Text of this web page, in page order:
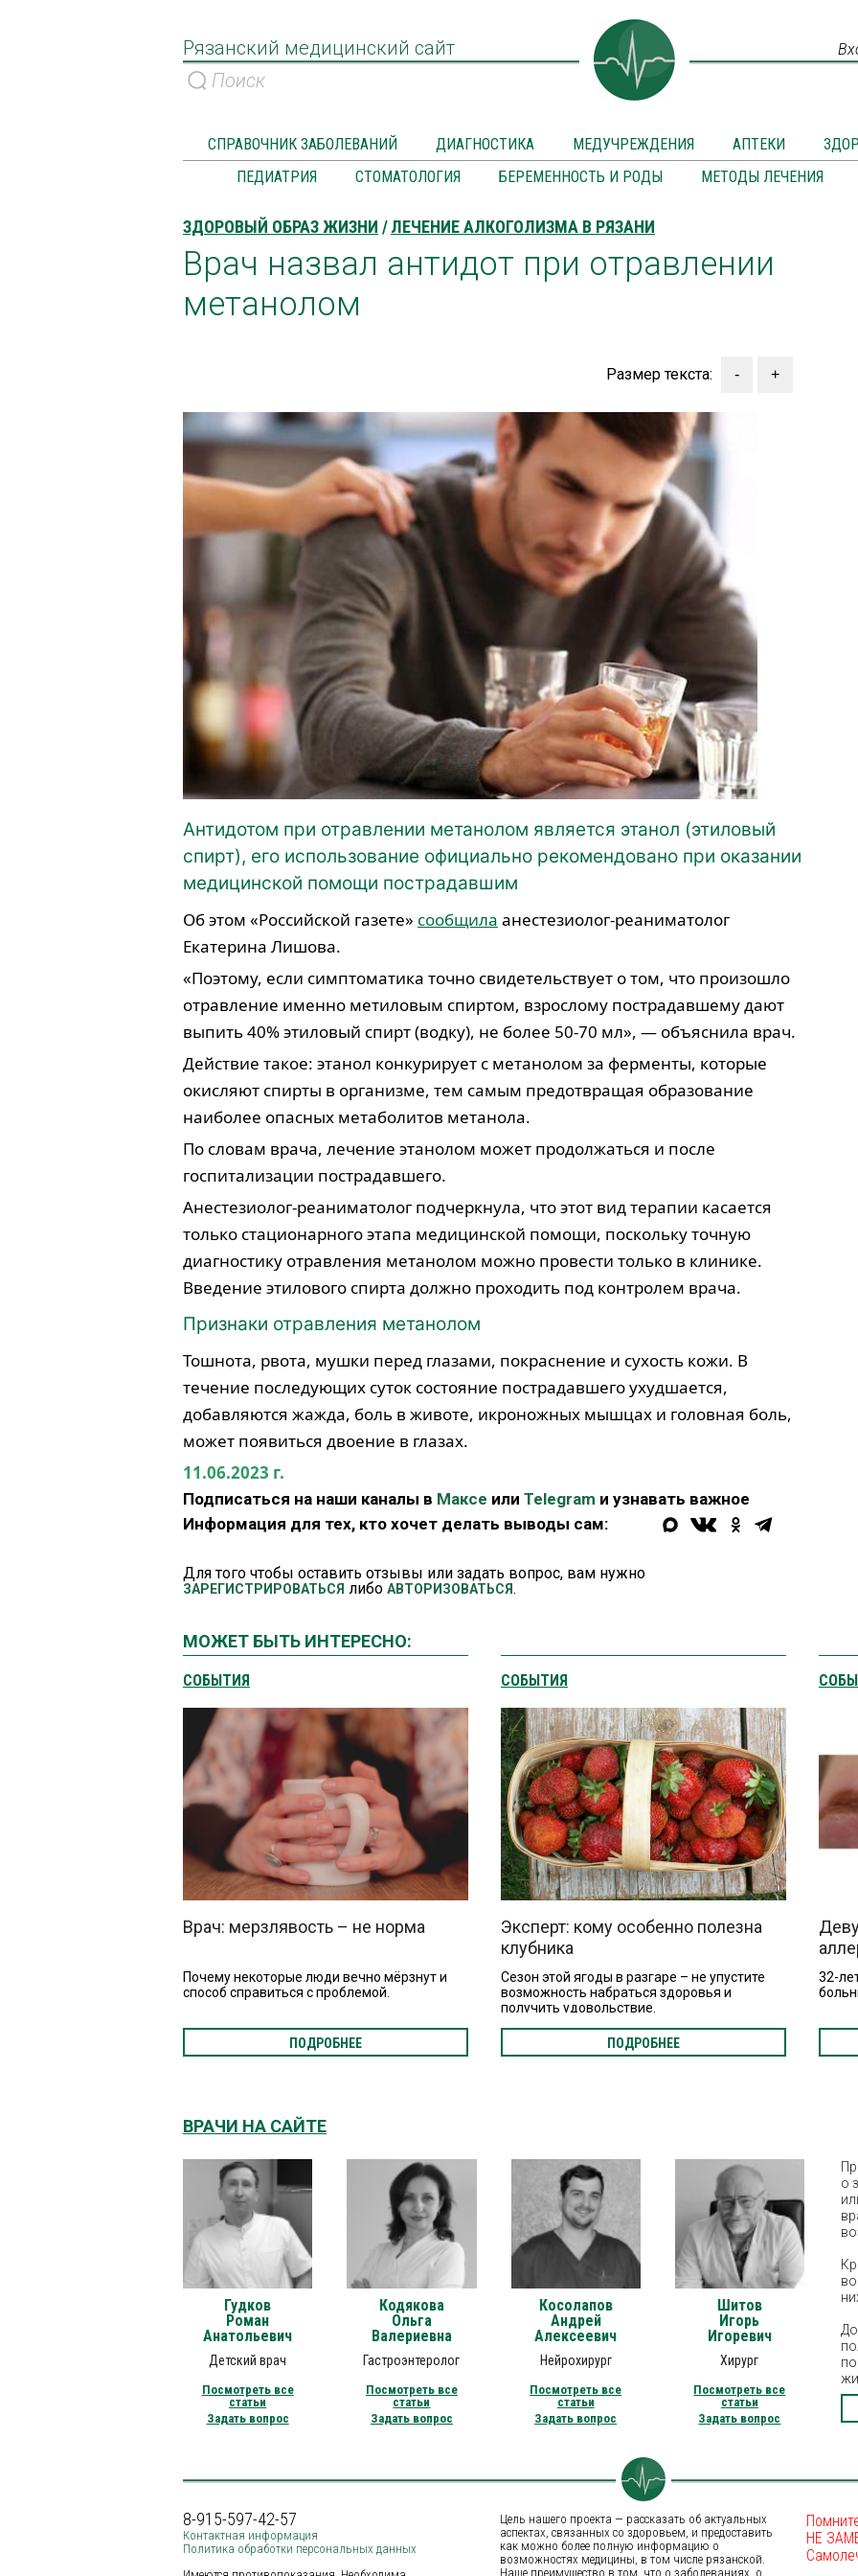
Рязанский медицинский сайт
СПРАВОЧНИК ЗАБОЛЕВАНИЙ ДИАГНОСТИКА МЕДУЧРЕЖДЕНИЯ АПТЕКИ
ПЕДИАТРИЯ
СТОМАТОЛОГИЯ БЕРЕМЕННОСТЬ И РОДЫ МЕТОДЫ ЛЕЧЕНИЯ
ЗДОРОВЫЙ ОБРАЗ ЖИЗНИ ЛЕЧЕНИЕ АЛКОГОЛИЗМА В РЯЗАНИ
Врач назвал антидот при отравлении
метанолом
Размер текста:
Антидотом при отравлении метанолом является этанол (этиловый
спирт), его использование официально рекомендовано при оказании
медицинской помощи пострадавшим
Об этом «Российской газете» сообщила анестезиолог-реаниматолог
Екатерина Лишова.
«Поэтому, если симптоматика точно свидетельствует о том, что произошло
отравление именно метиловым спиртом, взрослому пострадавшему дают
выпить 40% этиловый спирт (водку), не более 50-70 мл», — объяснила врач.
Действие такое: этанол конкурирует с метанолом за ферменты, которые
окисляют спирты в организме, тем самым предотвращая образование
наиболее опасных метаболитов метанола.
По словам врача, лечение этанолом может продолжаться и после
госпитализации пострадавшего.
Анестезиолог-реаниматолог подчеркнула, что этот вид терапии касается
только стационарного этапа медицинской помощи, поскольку точную
диагностику отравления метанолом можно провести только в клинике.
Введение этилового спирта должно проходить под контролем врача.
Признаки отравления метанолом
Тошнота, рвота, мушки перед глазами, покраснение и сухость кожи. В
течение последующих суток состояние пострадавшего ухудшается,
добавляются жажда, боль в животе, икроножных мышцах и головная боль,
может появиться двоение в глазах.
11.06.2023 г.
Подписаться на наши каналы в Максе или Telegram и узнавать важное
Информация для тех, кто хочет делать выводы сам:
Для того чтобы оставить отзывы или задать вопрос, вам нужно
ЗАРЕГИСТРИРОВАТЬСЯ либо АВТОРИЗОВАТЬСЯ.
МОЖЕТ БЫТЬ ИНТЕРЕСНО:
СОБЫТИЯ
Врач: мерзлявость – не норма
Почему некоторые люди вечно мёрзнут и
способ справиться с проблемой.
ПОДРОБНЕЕ
СОБЫТИЯ
Эксперт: кому особенно полезна
клубника
Сезон этой ягоды в разгаре – не упустите
возможность набраться здоровья и
получить удовольствие.
ПОДРОБНЕЕ
32-
ВРАЧИ НА САЙТЕ
Гудков
Роман
Анатольевич
Детский врач
Посмотреть все
статьи
Задать вопрос
Кодякова
Ольга
Валериевна
Гастроэнтеролог
Посмотреть все
статьи
Задать вопрос
Косолапов
Андрей
Алексеевич
Нейрохирург
Посмотреть все
статьи
Задать вопрос
Шитов
Игорь
Игоревич
Хирург
Посмотреть все
статьи
Задать вопрос
о
8-915-597-42-57
Контактная информация
Политика обработки персональных данных
Цель нашего проекта — рассказать об актуальных
аспектах, связанных со здоровьем, и предоставить
как можно более полную информацию о
возможностях медицины, в том числе рязанской.
Наше преимущество в том, что о заболеваниях, о
НЕ